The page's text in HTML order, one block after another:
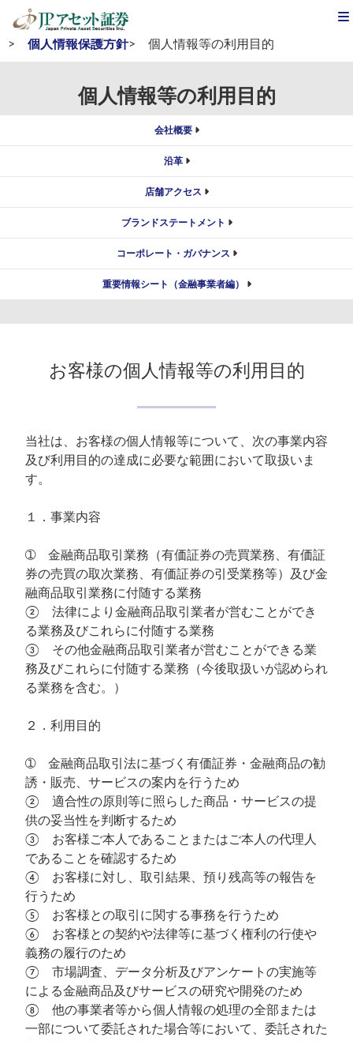
JPアセット証券>会社案内
> 個人情報保護方針> 個人情報等の利用目的
個人情報等の利用目的
会社概要
沿革
店舗アクセス
ブランドステートメント
コーポレート・ガバナンス
重要情報シート（金融事業者編）
お客様の個人情報等の利用目的
当社は、お客様の個人情報等について、次の事業内容
及び利用目的の達成に必要な範囲において取扱いま
す。
１．事業内容
➀ 金融商品取引業務（有価証券の売買業務、有価証
券の売買の取次業務、有価証券の引受業務等）及び金
融商品取引業務に付随する業務
② 法律により金融商品取引業者が営むことができ
る業務及びこれらに付随する業務
③ その他金融商品取引業者が営むことができる業
務及びこれらに付随する業務（今後取扱いが認められ
る業務を含む。）
２．利用目的
➀ 金融商品取引法に基づく有価証券・金融商品の勧
誘・販売、サービスの案内を行うため
② 適合性の原則等に照らした商品・サービスの提
供の妥当性を判断するため
③ お客様ご本人であることまたはご本人の代理人
であることを確認するため
④ お客様に対し、取引結果、預り残高等の報告を
行うため
⑤ お客様との取引に関する事務を行うため
⑥ お客様との契約や法律等に基づく権利の行使や
義務の履行のため
⑦ 市場調査、データ分析及びアンケートの実施等
による金融商品及びサービスの研究や開発のため
⑧ 他の事業者等から個人情報の処理の全部または
一部について委託された場合等において、委託された